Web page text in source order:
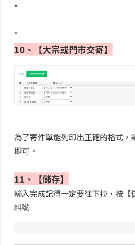
*
*
10、【大宗或門市交寄】
為了寄件單能列印出正確的格式，
即可。
11、【儲存】
輸入完成記得一定要往下拉，按【
料喲